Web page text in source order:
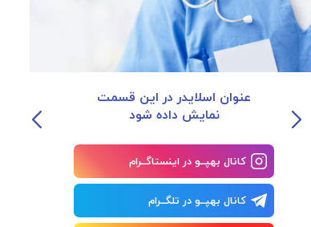
عنوان اسلایدر در این قسمت
نمایش داده شود
کانال بهپــو در اینستاگــرام
کانال بهپــو در تلگــرام